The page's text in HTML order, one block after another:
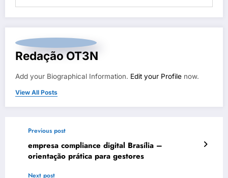
Redação OT3N
Add your Biographical Information. Edit your Profile now.
View All Posts
Previous post
empresa compliance digital Brasília –
orientação prática para gestores
Next post